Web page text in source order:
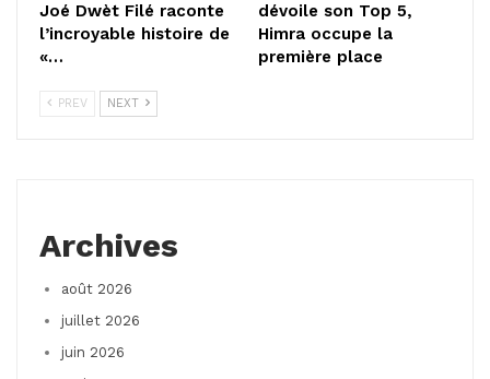
Joé Dwèt Filé raconte
l’incroyable histoire de
«…
dévoile son Top 5,
Himra occupe la
première place
PREV NEXT
Archives
août 2026
juillet 2026
juin 2026